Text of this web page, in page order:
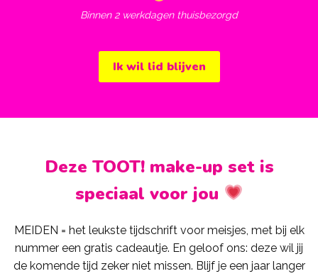
Binnen 2 werkdagen thuisbezorgd
Ik wil lid blijven
Deze TOOT! make-up set is
speciaal voor jou
MEIDEN = het leukste tijdschrift voor meisjes, met bij elk
nummer een gratis cadeautje. En geloof ons: deze wil jij
de komende tijd zeker niet missen. Blijf je een jaar langer